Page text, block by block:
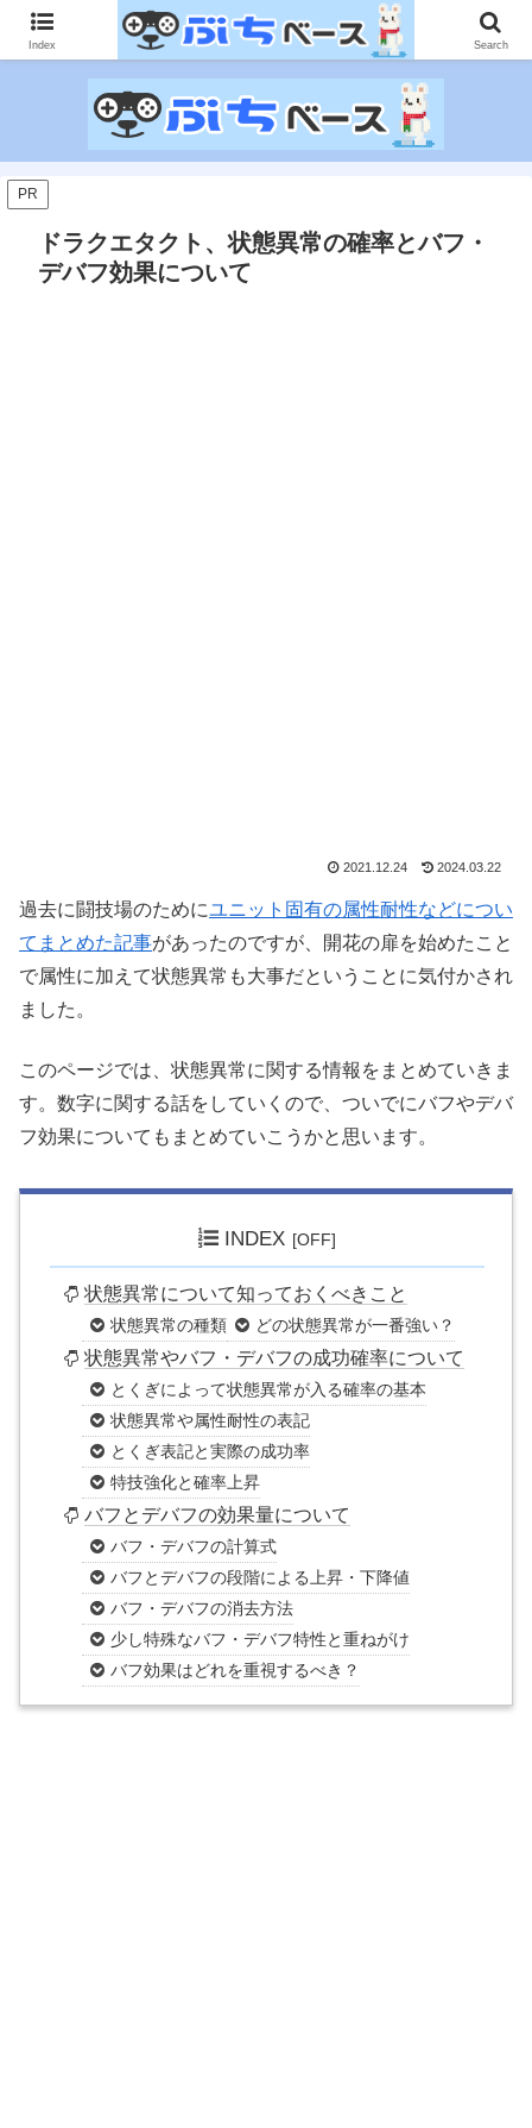
ゲームに課金して得た情報をゲーム記事に仕上げて、収益以上の課金をする無
限機関サイトです。
PR
ドラクエタクト、状態異常の確率とバフ・
デバフ効果について
2021.12.24 2024.03.22
過去に闘技場のためにユニット固有の属性耐性などについ
てまとめた記事があったのですが、開花の扉を始めたこと
で属性に加えて状態異常も大事だということに気付かされ
ました。
このページでは、状態異常に関する情報をまとめていきま
す。数字に関する話をしていくので、ついでにバフやデバ
フ効果についてもまとめていこうかと思います。
INDEX
状態異常について知っておくべきこと
状態異常の種類 どの状態異常が一番強い？
状態異常やバフ・デバフの成功確率について
とくぎによって状態異常が入る確率の基本
状態異常や属性耐性の表記
とくぎ表記と実際の成功率
特技強化と確率上昇
バフとデバフの効果量について
バフ・デバフの計算式
バフとデバフの段階による上昇・下降値
バフ・デバフの消去方法
少し特殊なバフ・デバフ特性と重ねがけ
バフ効果はどれを重視するべき？
Index Search